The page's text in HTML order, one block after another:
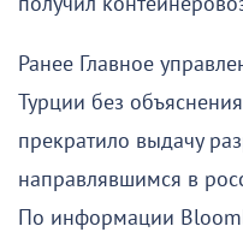
Ранее Главное
Турции без
прекратило выдачу
направлявшимся в
По информации